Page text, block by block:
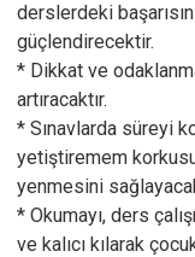
derslerdeki
güçlendirecektir.
* Dikkat ve
artıracaktır.
* Sınavlarda süreyi
yetiştiremem
yenmesini
* Okumayı, ders
ve kalıcı kılarak